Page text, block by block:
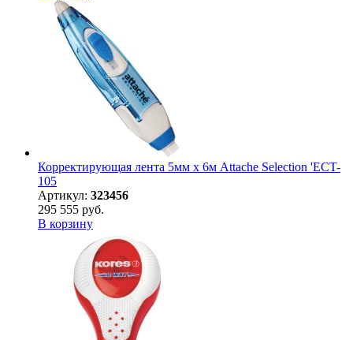
Корректирующая лента 5мм х 6м Attache Selection 'ECT-
105
Артикул: 323456
295 555 руб.
В корзину